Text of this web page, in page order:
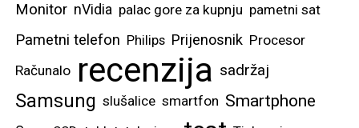
Monitor nVidia palac gore za kupnju pametni sat
Pametni telefon Philips Prijenosnik Procesor
Računalo recenzija sadržaj
Samsung slušalice smartfon Smartphone